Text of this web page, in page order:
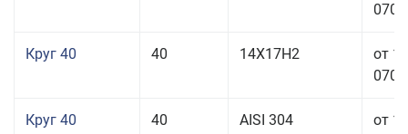
Круг 40 40 14Х17Н2
от
Круг 40 40
AISI 304
от